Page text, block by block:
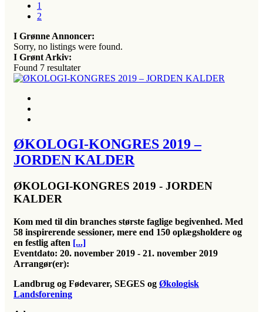
1
2
I Grønne Annoncer:
Sorry, no listings were found.
I Grønt Arkiv:
Found 7 resultater
ØKOLOGI-KONGRES 2019 –
JORDEN KALDER
ØKOLOGI-KONGRES 2019 - JORDEN
KALDER
Kom med til din branches største faglige begivenhed. Med
58 inspirerende sessioner, mere end 150 oplægsholdere og
en festlig aften [...]
Eventdato: 20. november 2019 - 21. november 2019
Arrangør(er):
Landbrug og Fødevarer, SEGES og Økologisk
Landsforening